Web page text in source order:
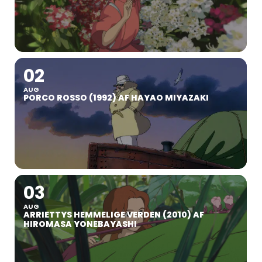
02
AUG
PORCO ROSSO (1992) AF HAYAO MIYAZAKI
03
AUG
ARRIETTYS HEMMELIGE VERDEN (2010) AF
HIROMASA YONEBAYASHI